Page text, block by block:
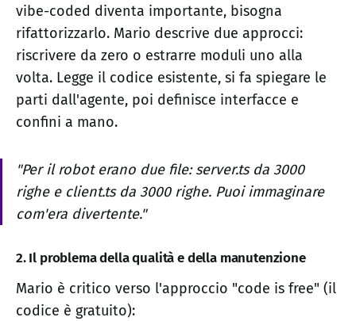
vibe-coded diventa importante, bisogna
rifattorizzarlo. Mario descrive due approcci:
riscrivere da zero o estrarre moduli uno alla
volta. Legge il codice esistente, si fa spiegare le
parti dall'agente, poi definisce interfacce e
confini a mano.
"Per il robot erano due file: server.ts da 3000
righe e client.ts da 3000 righe. Puoi immaginare
com'era divertente."
2. Il problema della qualità e della manutenzione
Mario è critico verso l'approccio "code is free" (il
codice è gratuito):